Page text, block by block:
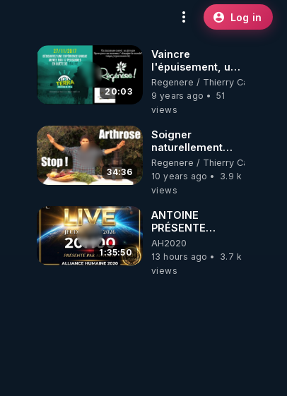
Log in
20:03
Vaincre
l'épuisement, un
plan radical en 20
minutes ! -
www.regenere.org
Regenere / Thierry
9 years ago
51
views
34:36
Soigner
naturellement
l'arthrose ? + le
"jus des
cartilages"
Regenere / Thierry
10 years ago
3.9 k
views
1:35:50
ANTOINE
PRÉSENTE
AH2020 LE LIVE
20H ***DU
06/08/2026***
AH2020
13 hours ago
3.7 k
views